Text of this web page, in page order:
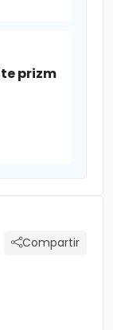
prizm
Compartir